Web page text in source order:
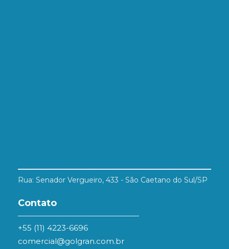
Rua: Senador Vergueiro, 433 - São Caetano do Sul/SP
Contato
+55 (11) 4223-6696
comercial@golgran.com.br